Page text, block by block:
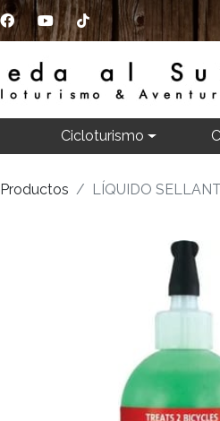
Cicloturismo
Productos LÍQUIDO